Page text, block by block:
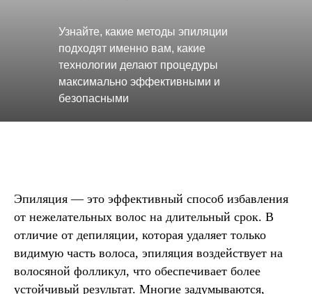
Узнайте, какие методы эпиляции
подходят именно вам, какие
технологии делают процедуры
максимально эффективными и
безопасными
Эпиляция — это эффективный способ избавления
от нежелательных волос на длительный срок. В
отличие от депиляции, которая удаляет только
видимую часть волоса, эпиляция воздействует на
волосяной фолликул, что обеспечивает более
устойчивый результат. Многие задумываются,